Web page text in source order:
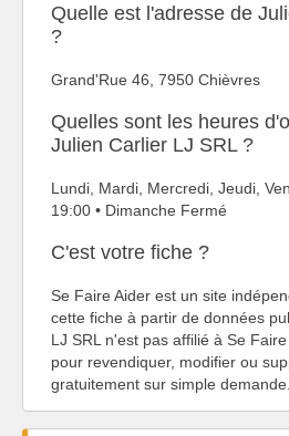
Quelle est l'adresse de
?
Grand'Rue 46, 7950 Chièvres
Quelles sont les heures
Julien Carlier LJ SRL ?
Lundi, Mardi, Mercredi, Jeudi,
19:00 • Dimanche Fermé
C'est votre fiche ?
Se Faire Aider est un site
cette fiche à partir de données
LJ SRL n'est pas affilié à Se Faire
pour revendiquer, modifier ou
gratuitement sur simple demande.